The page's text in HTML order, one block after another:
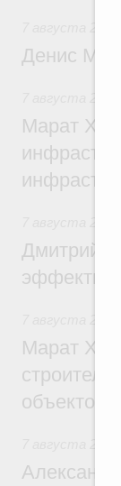
Денис
Марат
Дмитрий
Марат
объектов